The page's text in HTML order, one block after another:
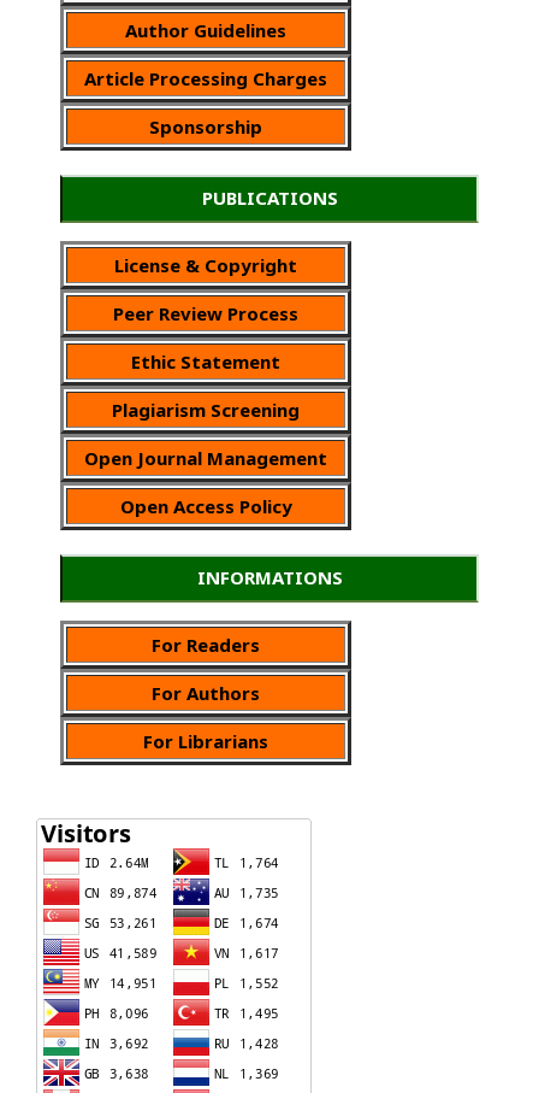
Author Guidelines
Article Processing Charges
Sponsorship
PUBLICATIONS
License & Copyright
Peer Review Process
Ethic Statement
Plagiarism Screening
Open Journal Management
Open Access Policy
INFORMATIONS
For Readers
For Authors
For Librarians